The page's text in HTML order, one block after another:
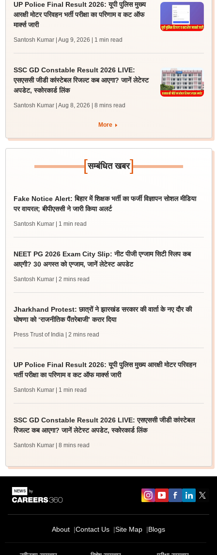
UP Police Final Result 2026: यूपी पुलिस मुख्य
आरक्षी मोटर परिवहन भर्ती परीक्षा का परिणाम व कट ऑफ
मार्क्स जारी
Santosh Kumar | Aug 9, 2026 | 1 min read
SSC GD Constable Result 2026 LIVE:
एसएससी जीडी कांस्टेबल रिजल्ट कब आएगा? जानें लेटेस्ट
अपडेट, स्कोरकार्ड लिंक
Santosh Kumar | Aug 8, 2026 | 8 mins read
More
[सम्बंधित खबर]
Fake Notice Alert: बिहार में शिक्षक भर्ती का फर्जी विज्ञापन सोशल मीडिया
पर वायरल; बीपीएससी ने जारी किया अलर्ट
Santosh Kumar | 1 min read
NEET PG 2026 Exam City Slip: नीट पीजी एग्जाम सिटी स्लिप कब
आएगी? 30 अगस्त को एग्जाम, जानें लेटेस्ट अपडेट
Santosh Kumar | 2 mins read
Jharkhand Protest: छात्रों ने झारखंड सरकार की वार्ता के नए दौर की
घोषणा को ‘राजनीतिक पैंतरेबाजी’ करार दिया
Press Trust of India | 2 mins read
UP Police Final Result 2026: यूपी पुलिस मुख्य आरक्षी मोटर परिवहन
भर्ती परीक्षा का परिणाम व कट ऑफ मार्क्स जारी
Santosh Kumar | 1 min read
SSC GD Constable Result 2026 LIVE: एसएससी जीडी कांस्टेबल
रिजल्ट कब आएगा? जानें लेटेस्ट अपडेट, स्कोरकार्ड लिंक
Santosh Kumar | 8 mins read
About Contact Us Site Map Blogs